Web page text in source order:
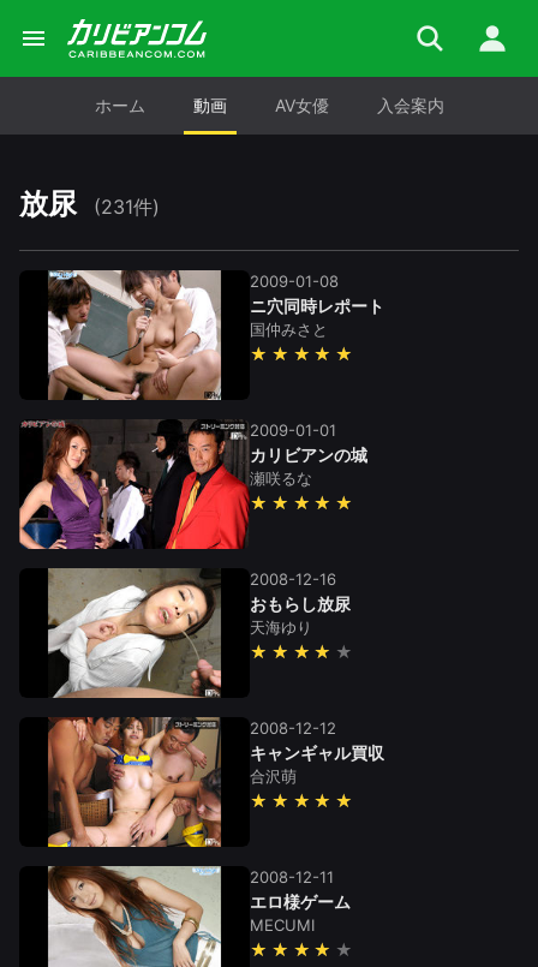
ホーム 動画 AV女優 入会案内
放尿 (231件)
2009-01-08
ニ穴同時レポート
国仲みさと
★★★★★
2009-01-01
カリビアンの城
瀬咲るな
★★★★★
2008-12-16
おもらし放尿
天海ゆり
★★★★
2008-12-12
キャンギャル買収
合沢萌
★★★★★
2008-12-11
エロ様ゲーム
MECUMI
★★★★